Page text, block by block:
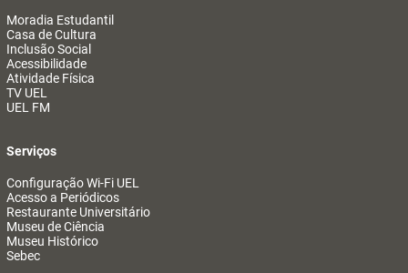
Moradia Estudantil
Casa de Cultura
Inclusão Social
Acessibilidade
Atividade Física
TV UEL
UEL FM
Serviços
Configuração Wi-Fi UEL
Acesso a Periódicos
Restaurante Universitário
Museu de Ciência
Museu Histórico
Sebec